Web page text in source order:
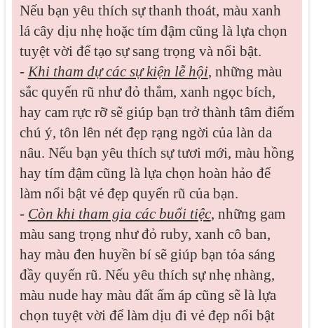
Nếu bạn yêu thích sự thanh thoát, màu xanh
lá cây dịu nhẹ hoặc tím đậm cũng là lựa chọn
tuyệt vời để tạo sự sang trọng và nổi bật.
- Khi tham dự các sự kiện lễ hội, những màu
sắc quyến rũ như đỏ thắm, xanh ngọc bích,
hay cam rực rỡ sẽ giúp bạn trở thành tâm điểm
chú ý, tôn lên nét đẹp rạng ngời của làn da
nâu. Nếu bạn yêu thích sự tươi mới, màu hồng
hay tím đậm cũng là lựa chọn hoàn hảo để
làm nổi bật vẻ đẹp quyến rũ của bạn.
- Còn khi tham gia các buổi tiệc, những gam
màu sang trọng như đỏ ruby, xanh cô ban,
hay màu đen huyền bí sẽ giúp bạn tỏa sáng
đầy quyến rũ. Nếu yêu thích sự nhẹ nhàng,
màu nude hay màu đất ấm áp cũng sẽ là lựa
chọn tuyệt vời để làm dịu đi vẻ đẹp nổi bật